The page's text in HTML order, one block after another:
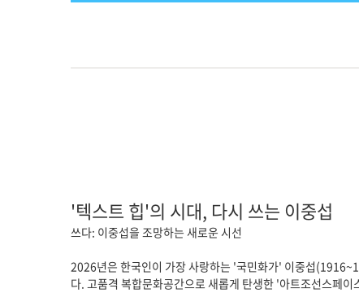
'텍스트 힙'의 시대, 다시 쓰는 이중섭
쓰다: 이중섭을 조망하는 새로운 시선
2026년은 한국인이 가장 사랑하는 '국민화가' 이중섭
다. 고품격 복합문화공간으로 새롭게 탄생한 '아트조선스페